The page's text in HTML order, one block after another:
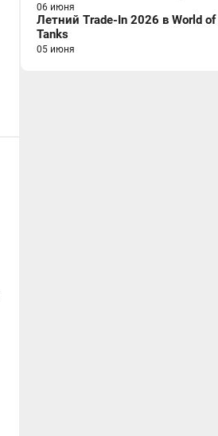
06 июня
Летний Trade-In 2026 в World of
Tanks
05 июня